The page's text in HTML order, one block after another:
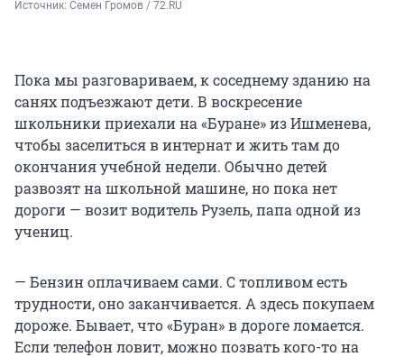
Источник: Семен Громов / 72.RU
Пока мы разговариваем, к соседнему зданию на
санях подъезжают дети. В воскресение
школьники приехали на «Буране» из Ишменева,
чтобы заселиться в интернат и жить там до
окончания учебной недели. Обычно детей
развозят на школьной машине, но пока нет
дороги — возит водитель Рузель, папа одной из
учениц.
— Бензин оплачиваем сами. С топливом есть
трудности, оно заканчивается. А здесь покупаем
дороже. Бывает, что «Буран» в дороге ломается.
Если телефон ловит, можно позвать кого-то на